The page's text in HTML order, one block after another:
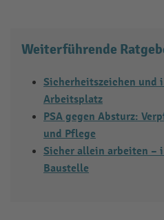
Weiterführende
Sicherheitszeichen und
Arbeitsplatz
PSA gegen Absturz:
und Pflege
Sicher allein arbeiten –
Baustelle